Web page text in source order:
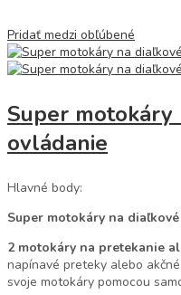
Pridať medzi obľúbené
Super motokáry
ovládanie
Hlavné body:
Super motokáry na
2 motokáry na pretekanie
napínavé preteky alebo
svoje motokáry pomocou